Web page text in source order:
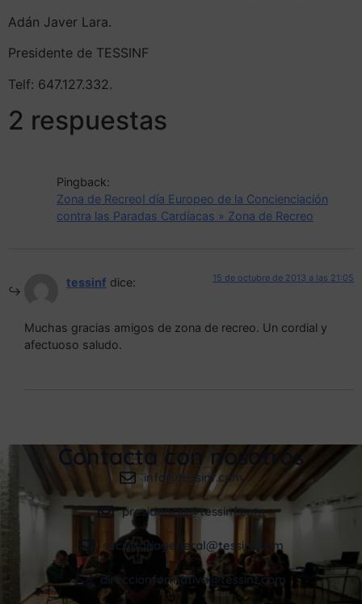
Adán Javer Lara.
Presidente de TESSINF
Telf: 647.127.332.
2 respuestas
Pingback:
Zona de RecreoI día Europeo de la Concienciación
contra las Paradas Cardíacas » Zona de Recreo
tessinf dice: 15 de octubre de 2013 a las 21:05
Muchas gracias amigos de zona de recreo. Un cordial y
afectuoso saludo.
Contacta con nosotros
info@tessinf.com
presidencia@tessinf.com
secretariageneral@tessinf.com
direccionformativa@tessinf.com